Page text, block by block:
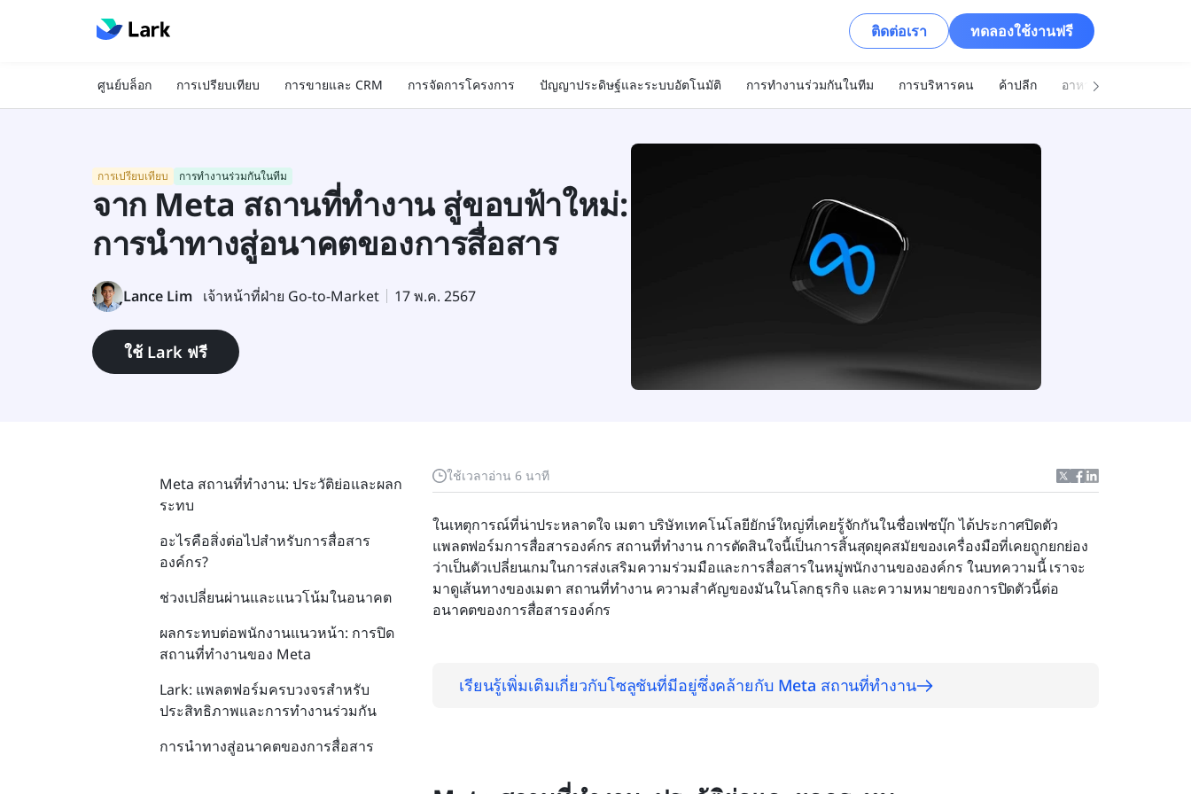
ติดต่อเรา ทดลองใช้งานฟรี
ศูนย์บล็อก การเปรียบเทียบ การขายและ CRM การจัดการโครงการ ปัญญาประดิษฐ์และระบบอัตโนมัติ การทำงานร่วมกันในทีม การบริหารคน ค้าปลีก อาหารและเครื่องดื่ม
การเปรียบเทียบ การทำงานร่วมกันในทีม
จาก Meta สถานที่ทำงาน สู่ขอบฟ้าใหม่:
การนำทางสู่อนาคตของการสื่อสาร
Lance Lim เจ้าหน้าที่ฝ่าย Go-to-Market 17 พ.ค. 2567
ใช้ Lark ฟรี
ใช้เวลาอ่าน 6 นาที
ในเหตุการณ์ที่น่าประหลาดใจ เมตา บริษัทเทคโนโลยียักษ์ใหญ่ที่เคยรู้จักกันในชื่อเฟซบุ๊ก ได้ประกาศปิดตัว
แพลตฟอร์มการสื่อสารองค์กร สถานที่ทำงาน การตัดสินใจนี้เป็นการสิ้นสุดยุคสมัยของเครื่องมือที่เคยถูกยกย่อง
ว่าเป็นตัวเปลี่ยนเกมในการส่งเสริมความร่วมมือและการสื่อสารในหมู่พนักงานขององค์กร ในบทความนี้ เราจะ
มาดูเส้นทางของเมตา สถานที่ทำงาน ความสำคัญของมันในโลกธุรกิจ และความหมายของการปิดตัวนี้ต่อ
อนาคตของการสื่อสารองค์กร
เรียนรู้เพิ่มเติมเกี่ยวกับโซลูชันที่มีอยู่ซึ่งคล้ายกับ Meta สถานที่ทำงาน
Meta สถานที่ทำงาน: ประวัติย่อและผลก
ระทบ
อะไรคือสิ่งต่อไปสำหรับการสื่อสาร
องค์กร?
ช่วงเปลี่ยนผ่านและแนวโน้มในอนาคต
ผลกระทบต่อพนักงานแนวหน้า: การปิด
สถานที่ทำงานของ Meta
Lark: แพลตฟอร์มครบวงจรสำหรับ
ประสิทธิภาพและการทำงานร่วมกัน
การนำทางสู่อนาคตของการสื่อสาร